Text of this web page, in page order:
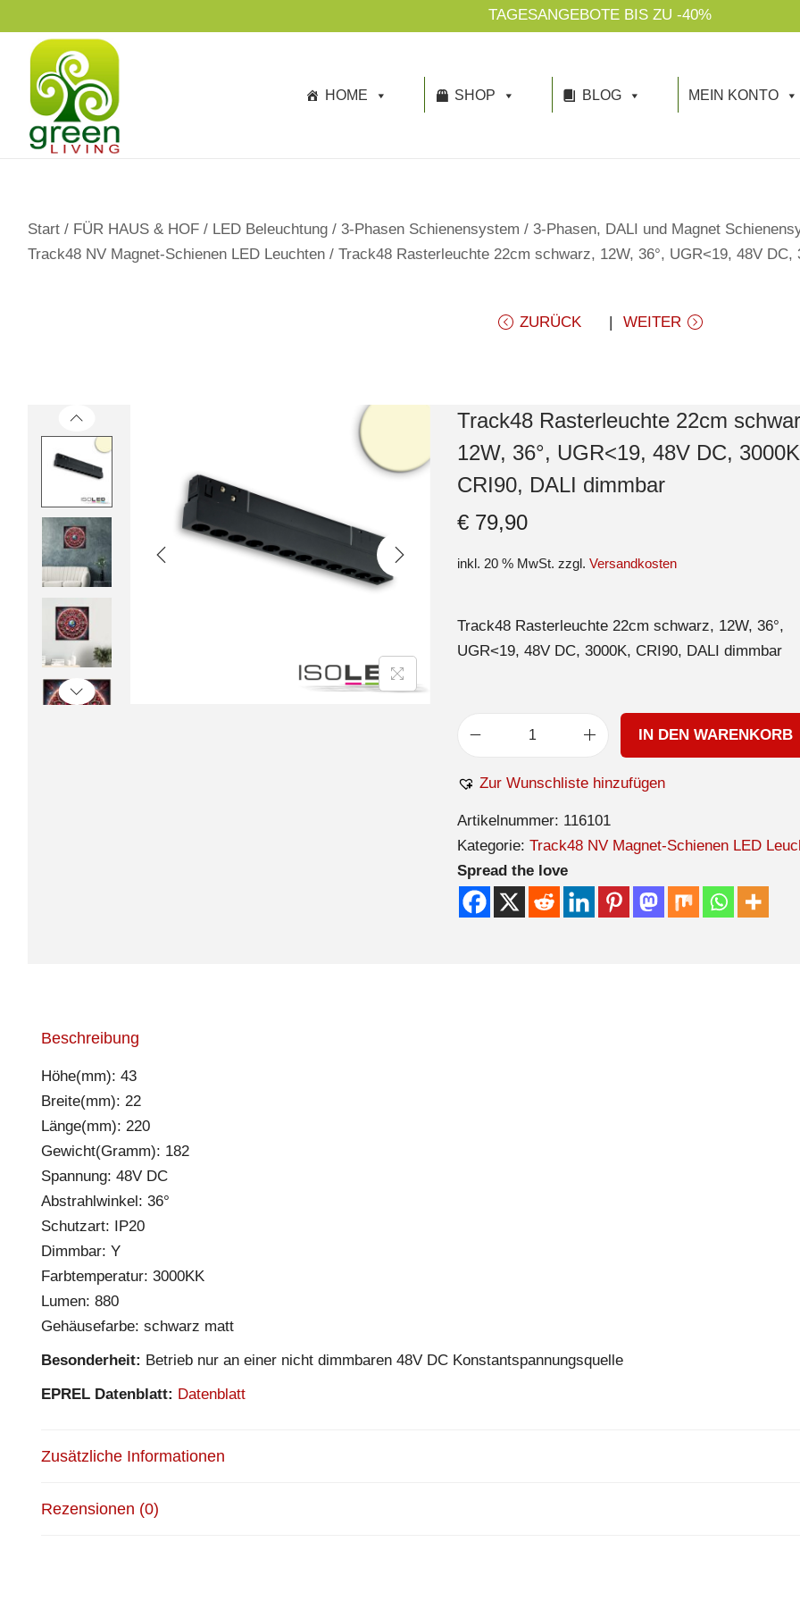
p
TAGESANGEBOTE BIS ZU -40%
HOME SHOP BLOG MEIN KONTO
Start / FÜR HAUS & HOF / LED Beleuchtung / 3-Phasen Schienensystem / 3-Phasen, DALI und Magnet
Track48 NV Magnet-Schienen LED Leuchten / Track48 Rasterleuchte 22cm schwarz, 12W, 36°, UGR<19, 48V
ZURÜCK WEITER
Track48 Rasterleuchte 22cm
12W, 36°, UGR<19, 48V DC,
CRI90, DALI dimmbar
€79,90
inkl. 20 % MwSt. zzgl. Versandkosten
Track48 Rasterleuchte 22cm schwarz, 12W, 36°,
UGR<19, 48V DC, 3000K, CRI90, DALI dimmbar
IN DEN WARENKORB
Zur Wunschliste hinzufügen
Artikelnummer: 116101
Kategorie: Track48 NV Magnet-Schienen LED
Spread the love
Beschreibung
Höhe(mm): 43
Breite(mm): 22
Länge(mm): 220
Gewicht(Gramm): 182
Spannung: 48V DC
Abstrahlwinkel: 36°
Schutzart: IP20
Dimmbar: Y
Farbtemperatur: 3000KK
Lumen: 880
Gehäusefarbe: schwarz matt
Besonderheit: Betrieb nur an einer nicht dimmbaren 48V DC Konstantspannungsquelle
EPREL Datenblatt: Datenblatt
Zusätzliche Informationen
Rezensionen (0)